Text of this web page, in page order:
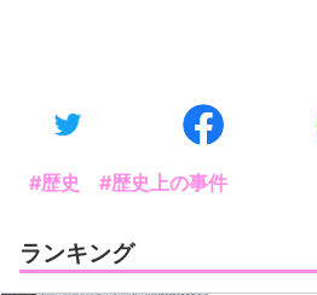
#歴史 #歴史上の事件
ランキング